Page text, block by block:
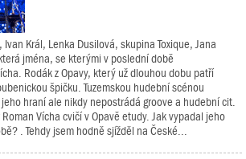
Ivan Král, Lenka Dusilová, skupina Toxique, Jana
jména, se kterými v poslední době
Rodák z Opavy, který už dlouhou dobu patří
špičku. Tuzemskou hudební scénou
hraní ale nikdy nepostrádá groove a hudební cit.
Vícha cvičí v Opavě etudy. Jak vypadal jeho
. Tehdy jsem hodně sjížděl na České...